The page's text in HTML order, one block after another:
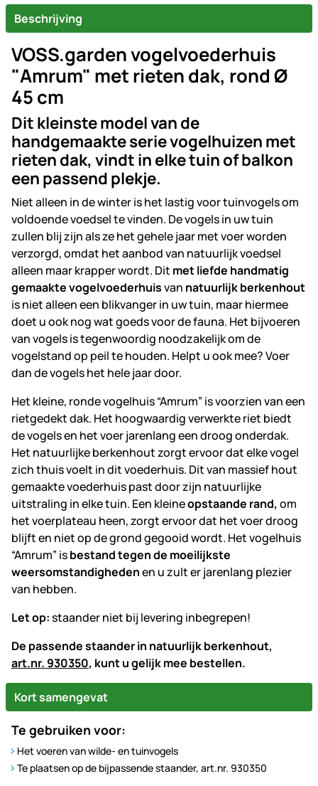
Beschrijving
VOSS.garden vogelvoederhuis
"Amrum" met rieten dak, rond Ø
45 cm
Dit kleinste model van de
handgemaakte serie vogelhuizen met
rieten dak, vindt in elke tuin of balkon
een passend plekje.
Niet alleen in de winter is het lastig voor tuinvogels om
voldoende voedsel te vinden. De vogels in uw tuin
zullen blij zijn als ze het gehele jaar met voer worden
verzorgd, omdat het aanbod van natuurlijk voedsel
alleen maar krapper wordt. Dit met liefde handmatig
gemaakte vogelvoederhuisvan natuurlijk berkenhout
is niet alleen een blikvanger in uw tuin, maar hiermee
doet u ook nog wat goeds voor de fauna. Het bijvoeren
van vogels is tegenwoordig noodzakelijk om de
vogelstand op peil te houden. Helpt u ook mee? Voer
dan de vogels het hele jaar door.
Het kleine, ronde vogelhuis “Amrum” is voorzien van een
rietgedekt dak. Het hoogwaardig verwerkte riet biedt
de vogels en het voer jarenlang een droog onderdak.
Het natuurlijke berkenhout zorgt ervoor dat elke vogel
zich thuis voelt in dit voederhuis. Dit van massief hout
gemaakte voederhuis past door zijn natuurlijke
uitstraling in elke tuin. Een kleineopstaande rand, om
het voerplateau heen, zorgt ervoor dat het voer droog
blijft en niet op de grond gegooid wordt. Het vogelhuis
“Amrum” isbestand tegen de moeilijkste
weersomstandighedenen u zult er jarenlang plezier
van hebben.
Let op:staander niet bij levering inbegrepen!
De passende staander in natuurlijk berkenhout,
art.nr. 930350, kunt u gelijk mee bestellen.
Kort samengevat
Te gebruiken voor:
Het voeren van wilde- en tuinvogels
Te plaatsen op de bijpassende staander, art.nr. 930350